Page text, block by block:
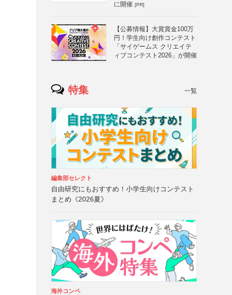
に開催 [PR]
【公募情報】大賞賞金100万
円！学生向け創作コンテスト
「サイゲームス クリエイテ
ィブコンテスト2026」が開催
特集 一覧
編集部セレクト
自由研究にもおすすめ！小学生向けコンテスト
まとめ《2026夏》
海外コンペ